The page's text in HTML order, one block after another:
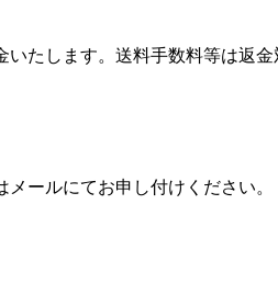
たします。送料手数料等は返金
ールにてお申し付けください。